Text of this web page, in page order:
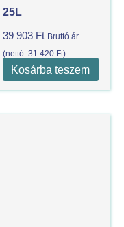
25L
39 903 Ft Bruttó ár
(nettó: 31 420 Ft)
Kosárba teszem